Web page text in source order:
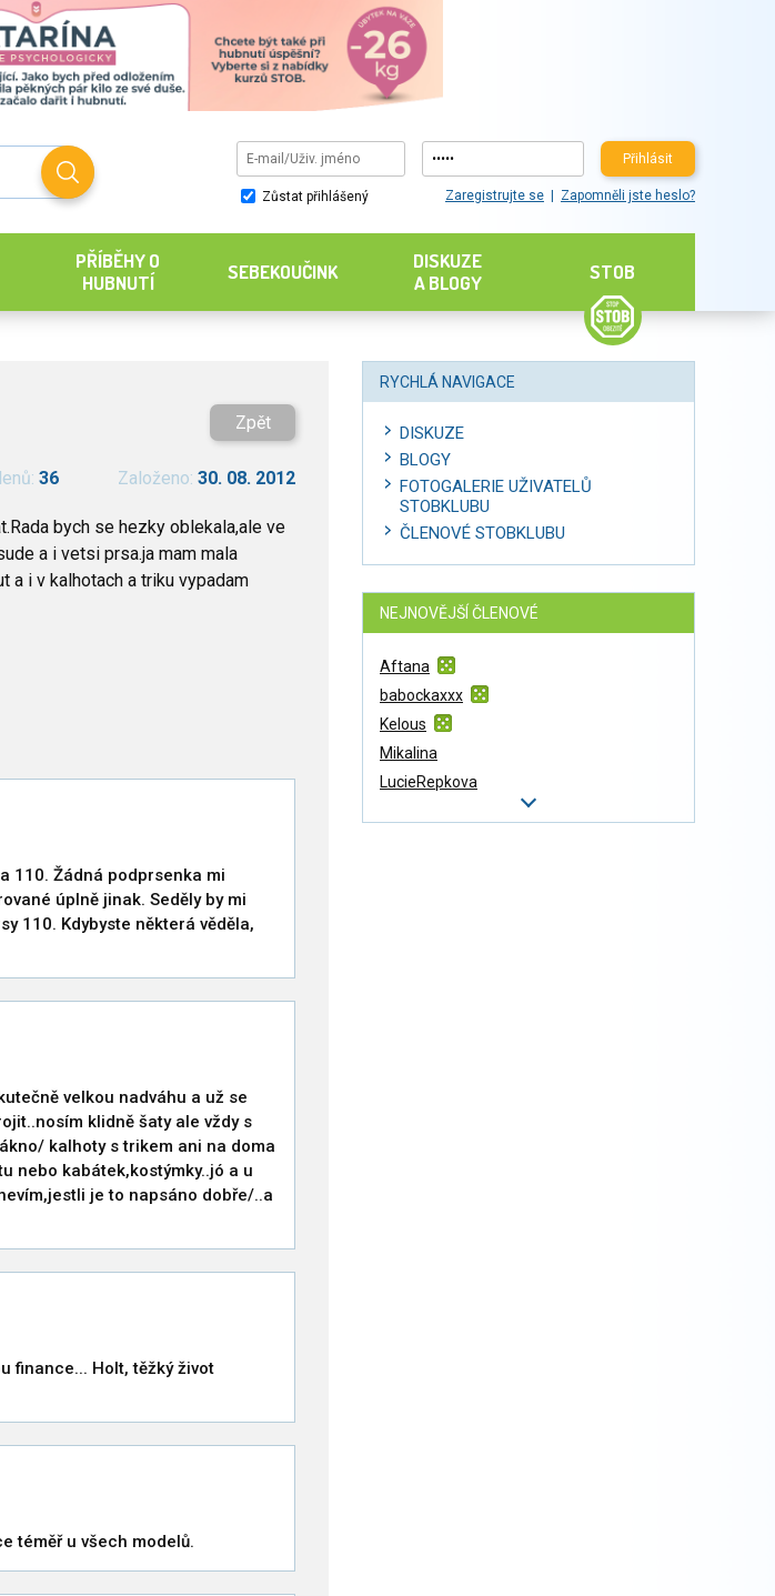
Přihlásit
Zůstat přihlášený Zaregistrujte se Zapomněli jste heslo?
PŘÍBĚHY O
HUBNUTÍ
SEBEKOUČINK
DISKUZE
A BLOGY
STOB
Zpět
36 Založeno: 30. 08. 2012
bych se hezky oblekala,ale ve
a i vetsi prsa.ja mam mala
a i v kalhotach a triku vypadam
110. Žádná podprsenka mi
úplně jinak. Seděly by mi
110. Kdybyste některá věděla,
velkou nadváhu a už se
klidně šaty ale vždy s
kalhoty s trikem ani na doma
nebo kabátek,kostýmky..jó a u
je to napsáno dobře/..a
finance... Holt, těžký život
téměř u všech modelů.
RYCHLÁ NAVIGACE
DISKUZE
BLOGY
FOTOGALERIE UŽIVATELŮ
STOBKLUBU
ČLENOVÉ STOBKLUBU
NEJNOVĚJŠÍ ČLENOVÉ
Aftana
babockaxxx
Kelous
Mikalina
LucieRepkova